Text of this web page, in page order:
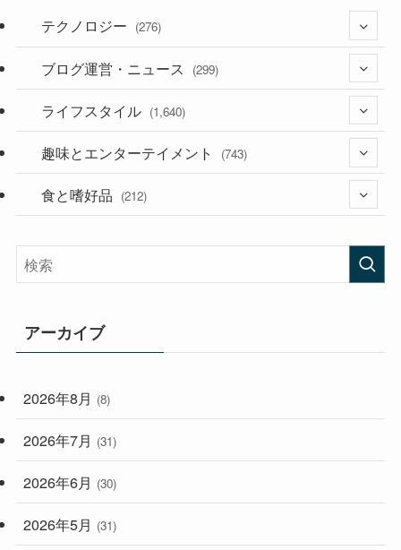
テクノロジー (276)
(36)
(187)
ブログ運営・ニュース (299)
(118)
(181)
ライフスタイル (1,640)
(395)
(282)
(33)
(248)
趣味とエンターテイメント (743)
(56)
食と嗜好品 (212)
アーカイブ
2026年8月 (8)
2026年7月 (31)
2026年6月 (30)
2026年5月 (31)